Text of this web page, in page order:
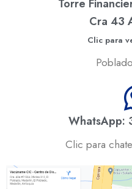
Torre
Cra 43
Clic para
WhatsApp:
Clic para